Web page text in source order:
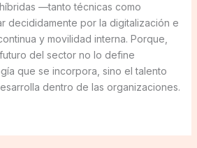
—tanto técnicas como
decididamente por la digitalización e
y movilidad interna. Porque,
del sector no lo define
que se incorpora, sino el talento
dentro de las organizaciones.